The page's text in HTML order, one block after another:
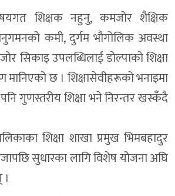
शिक्षक नहुनु, कमजोर शैक्षिक
कमी, दुर्गम भौगोलिक अवस्था
सिकाइ उपलब्धिलाई डोल्पाको शिक्षा
छ । शिक्षासेवीहरूको भनाइमा
गुणस्तरीय शिक्षा भने निरन्तर खस्कँदै
शिक्षा शाखा प्रमुख भिमबहादुर
सुधारका लागि विशेष योजना अघि